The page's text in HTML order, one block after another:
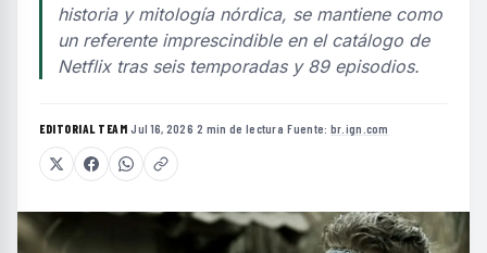
historia y mitología nórdica, se mantiene como
un referente imprescindible en el catálogo de
Netflix tras seis temporadas y 89 episodios.
EDITORIAL TEAM·Jul 16, 2026·2 min de lectura·Fuente: br.ign.com